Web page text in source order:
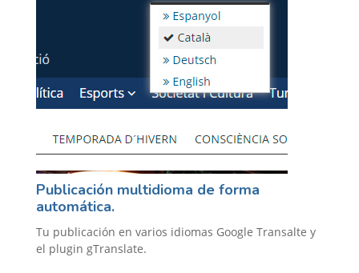
Publicación multidioma de forma
automática.
Tu publicación en varios idiomas Google Transalte y
el plugin gTranslate.